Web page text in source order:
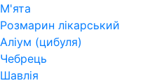
М'ята
Розмарин лікарський
Аліум (цибуля)
Чебрець
Шавлія